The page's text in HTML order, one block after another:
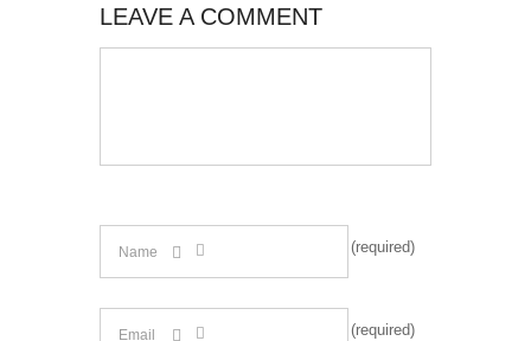
LEAVE A COMMENT
(required)
(required)